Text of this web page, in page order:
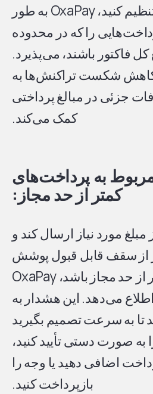
را روی 10% تنظیم کنید، OxaPay به طور
را که در محدوده
کاهش شکست تراکنش‌ها به
جزئی در مبالغ پرداختی
کمک می‌کند.
مربوط به پرداخت‌های
کمتر از حد مجاز:
مورد نیاز ارسال کند و
از سقف قابل قبول پوشش
پرداخت کمتر از حد مجاز باشد، OxaPay
می‌دهد. این هشدار به
به سرعت تصمیم بگیرید
به صورت دستی تأیید کنید،
اضافی دهید یا وجه را
بازپرداخت کنید.